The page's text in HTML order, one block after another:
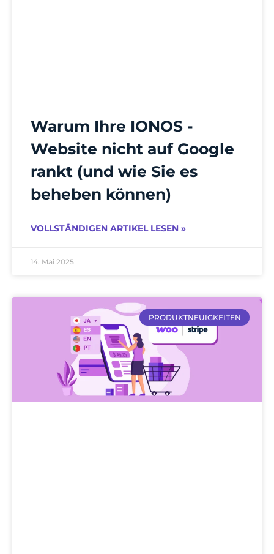
Warum Ihre IONOS -
Website nicht auf Google
rankt (und wie Sie es
beheben können)
VOLLSTÄNDIGEN ARTIKEL LESEN »
14. Mai 2025
PRODUKTNEUIGKEITEN